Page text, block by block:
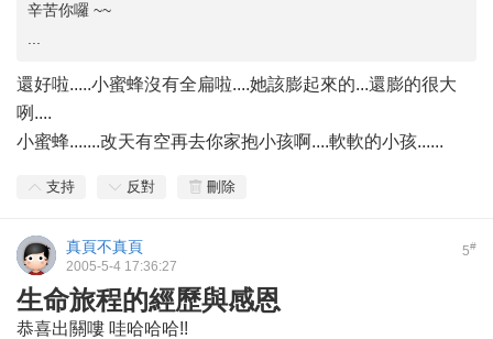
辛苦你囉 ~~
還好啦.....小蜜蜂沒有全扁啦....她該膨起來的...還膨的很大
咧....
小蜜蜂.......改天有空再去你家抱小孩啊....軟軟的小孩......
支持 反對 刪除
5#
真頁不真頁
2005-5-4 17:36:27
生命旅程的經歷與感恩
恭喜出關嘍 哇哈哈哈!!